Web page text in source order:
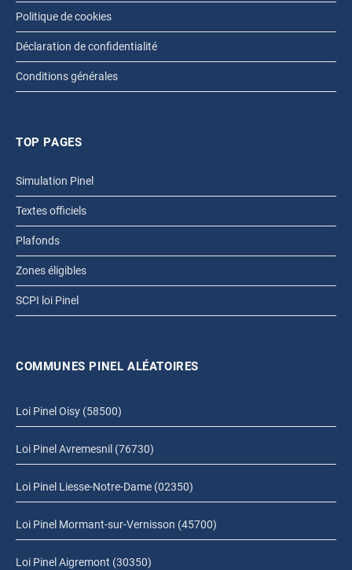
Politique de cookies
Déclaration de confidentialité
Conditions générales
TOP PAGES
Simulation Pinel
Textes officiels
Plafonds
Zones éligibles
SCPI loi Pinel
COMMUNES PINEL ALÉATOIRES
Loi Pinel Oisy (58500)
Loi Pinel Avremesnil (76730)
Loi Pinel Liesse-Notre-Dame (02350)
Loi Pinel Mormant-sur-Vernisson (45700)
Loi Pinel Aigremont (30350)